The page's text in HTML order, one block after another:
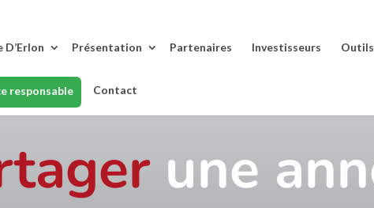
D’Erlon Présentation Partenaires Investisseurs Outils
responsable Contact
une